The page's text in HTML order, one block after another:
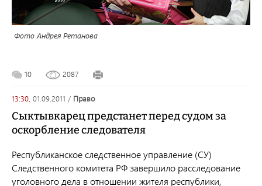
Фото Андрея Ретанова
10 2087
13:30, 01.09.2011 / право
Сыктывкарец предстанет перед судом за
оскорбление следователя
Республиканское следственное управление (СУ)
Следственного комитета РФ завершило расследование
уголовного дела в отношении жителя республики,